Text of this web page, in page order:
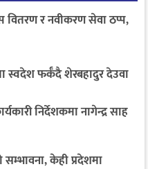
वितरण र नवीकरण सेवा ठप्प,
स्वदेश फर्कँदै शेरबहादुर देउवा
निर्देशकमा नागेन्द्र साह
केही प्रदेशमा